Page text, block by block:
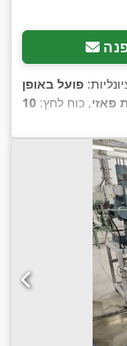
פועל באופן
פאזי, כוח לחץ:
כולל:800 ק"ג
,
תיעוד / מדריך